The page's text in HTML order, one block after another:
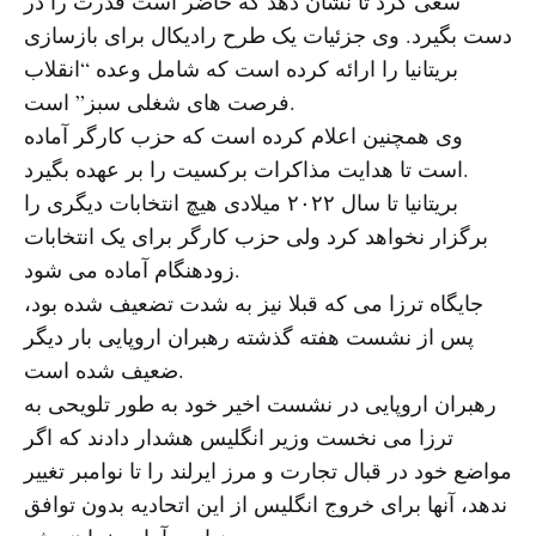
دست بگیرد. وی جزئیات یک طرح رادیکال برای بازسازی
بریتانیا را ارائه کرده است که شامل وعده “انقلاب
فرصت های شغلی سبز” است.
وی همچنین اعلام کرده است که حزب کارگر آماده
است تا هدایت مذاکرات برکسیت را بر عهده بگیرد.
بریتانیا تا سال ۲۰۲۲ میلادی هیچ انتخابات دیگری را
برگزار نخواهد کرد ولی حزب کارگر برای یک انتخابات
زودهنگام آماده می شود.
جایگاه ترزا می که قبلا نیز به شدت تضعیف شده بود،
پس از نشست هفته گذشته رهبران اروپایی بار دیگر
ضعیف شده است.
رهبران اروپایی در نشست اخیر خود به طور تلویحی به
ترزا می نخست وزیر انگلیس هشدار دادند که اگر
مواضع خود در قبال تجارت و مرز ایرلند را تا نوامبر تغییر
ندهد، آنها برای خروج انگلیس از این اتحادیه بدون توافق